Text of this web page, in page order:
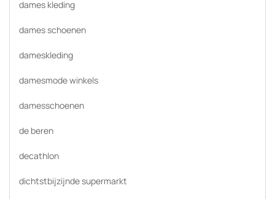
dames kleding
dames schoenen
dameskleding
damesmode winkels
damesschoenen
de beren
decathlon
dichtstbijzijnde supermarkt